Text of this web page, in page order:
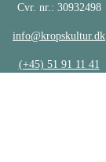
Cvr. nr.: 30932498
info@kropskultur.dk
(+45) 51 91 11 41